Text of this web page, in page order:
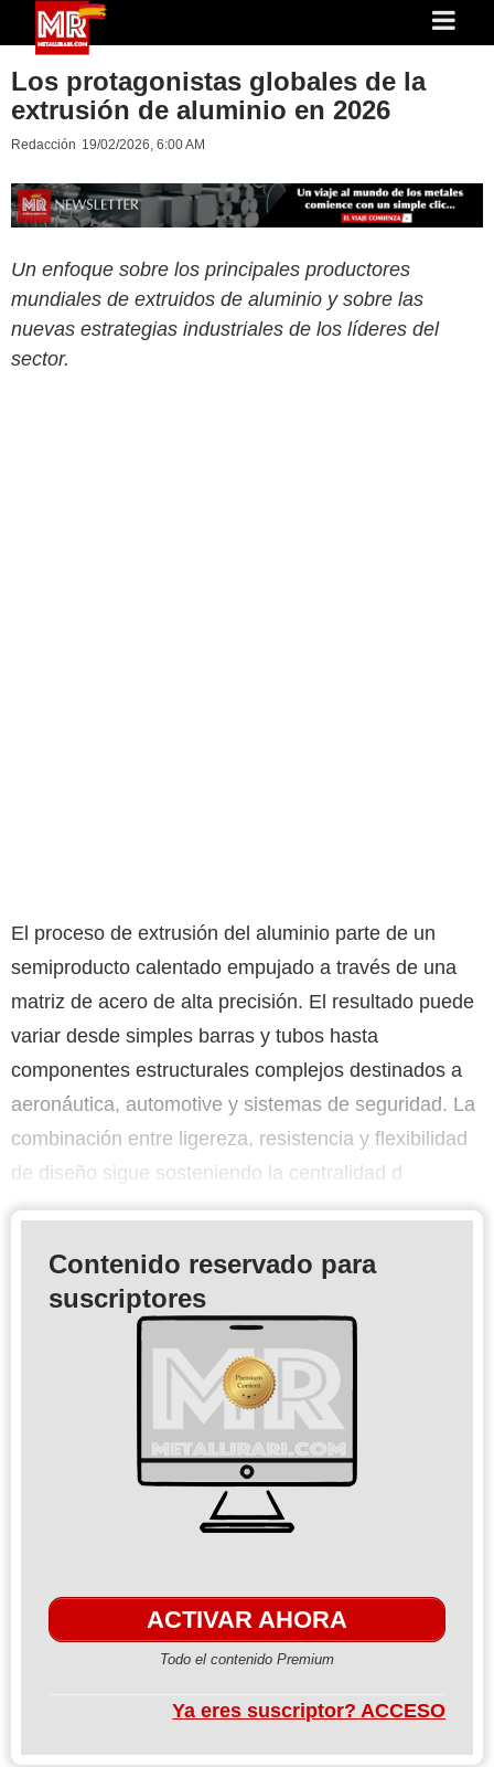
Los protagonistas globales de la
extrusión de aluminio en 2026
Redacción 19/02/2026, 6:00 AM
Un enfoque sobre los principales productores
mundiales de extruidos de aluminio y sobre las
nuevas estrategias industriales de los líderes del
sector.
El proceso de extrusión del aluminio parte de un
semiproducto calentado empujado a través de una
matriz de acero de alta precisión. El resultado puede
variar desde simples barras y tubos hasta
componentes estructurales complejos destinados a
aeronáutica, automotive y sistemas de seguridad. La
combinación entre ligereza, resistencia y flexibilidad
de diseño sigue sosteniendo la centralidad d
Contenido reservado para
suscriptores
ACTIVAR AHORA
Todo el contenido Premium
Ya eres suscriptor? ACCESO